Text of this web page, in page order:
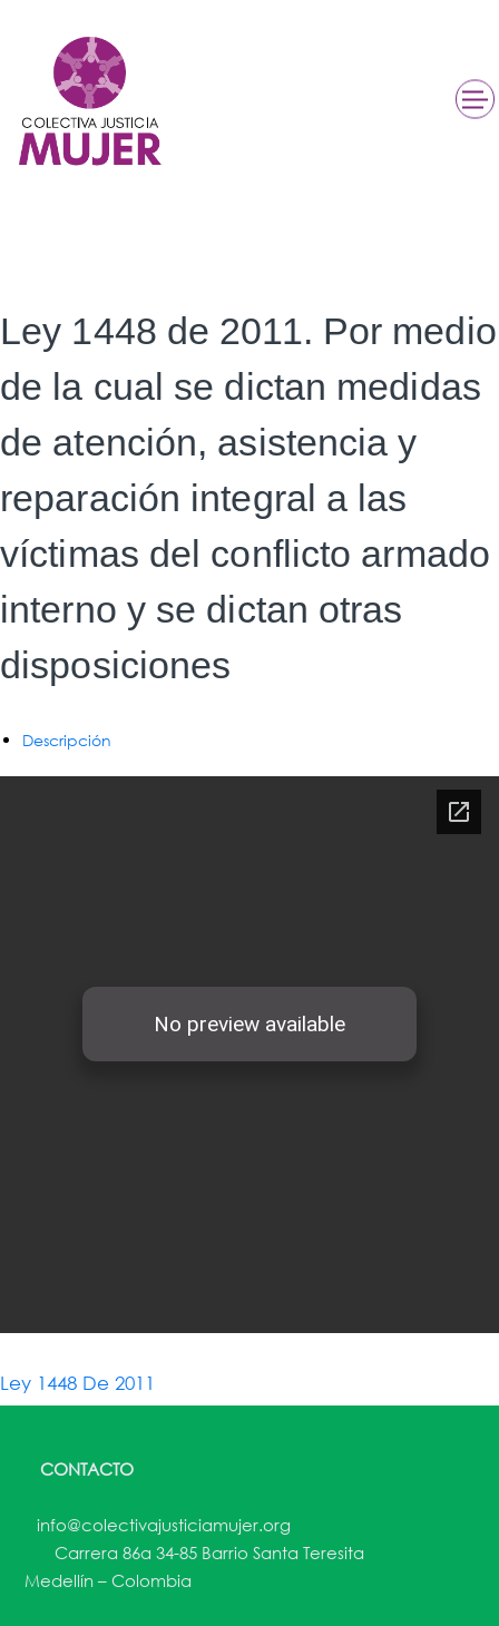
Ley 1448 de 2011. Por medio
de la cual se dictan medidas
de atención, asistencia y
reparación integral a las
víctimas del conflicto armado
interno y se dictan otras
disposiciones
Descripción
Ley 1448 De 2011
CONTACTO
info@colectivajusticiamujer.org
Carrera 86a 34-85 Barrio Santa Teresita
Medellín – Colombia